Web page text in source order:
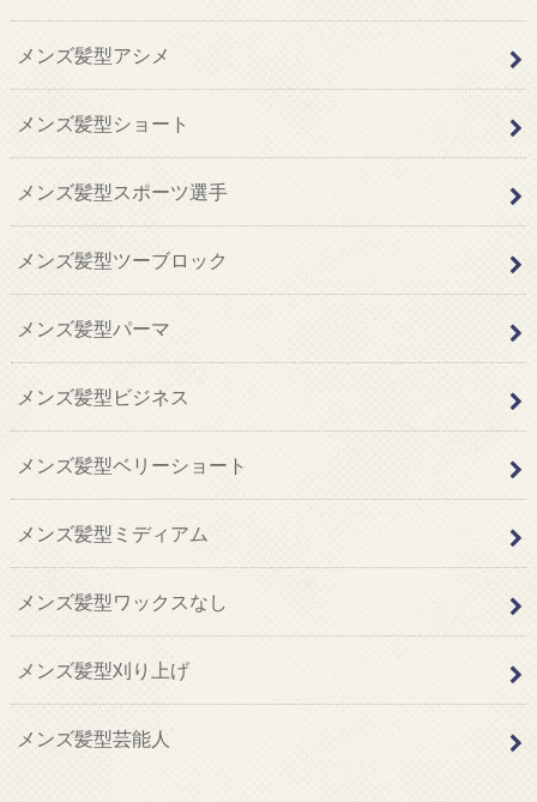
メンズ髪型アシメ
メンズ髪型ショート
メンズ髪型スポーツ選手
メンズ髪型ツーブロック
メンズ髪型パーマ
メンズ髪型ビジネス
メンズ髪型ベリーショート
メンズ髪型ミディアム
メンズ髪型ワックスなし
メンズ髪型刈り上げ
メンズ髪型芸能人